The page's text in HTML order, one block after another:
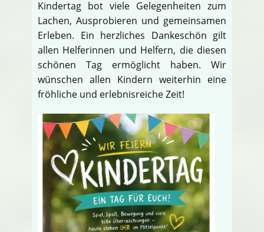
Kindertag bot viele Gelegenheiten zum
Lachen, Ausprobieren und gemeinsamen
Erleben. Ein herzliches Dankeschön gilt
allen Helferinnen und Helfern, die diesen
schönen Tag ermöglicht haben. Wir
wünschen allen Kindern weiterhin eine
fröhliche und erlebnisreiche Zeit!